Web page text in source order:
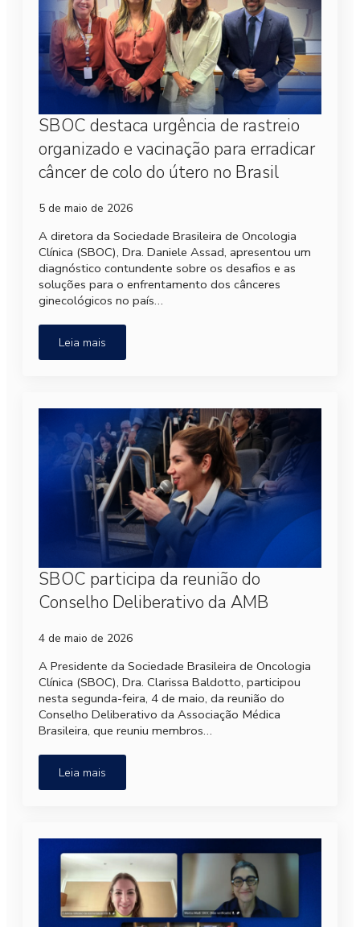
SBOC destaca urgência de rastreio
organizado e vacinação para erradicar
câncer de colo do útero no Brasil
5 de maio de 2026
A diretora da Sociedade Brasileira de Oncologia
Clínica (SBOC), Dra. Daniele Assad, apresentou um
diagnóstico contundente sobre os desafios e as
soluções para o enfrentamento dos cânceres
ginecológicos no país…
Leia mais
SBOC participa da reunião do
Conselho Deliberativo da AMB
4 de maio de 2026
A Presidente da Sociedade Brasileira de Oncologia
Clínica (SBOC), Dra. Clarissa Baldotto, participou
nesta segunda-feira, 4 de maio, da reunião do
Conselho Deliberativo da Associação Médica
Brasileira, que reuniu membros…
Leia mais